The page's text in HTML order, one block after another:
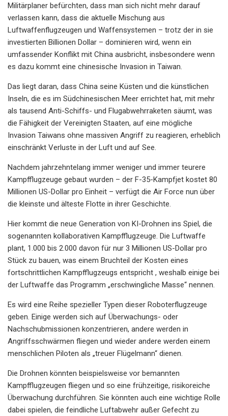
Militärplaner befürchten, dass man sich nicht mehr darauf
verlassen kann, dass die aktuelle Mischung aus
Luftwaffenflugzeugen und Waffensystemen – trotz der in sie
investierten Billionen Dollar – dominieren wird, wenn ein
umfassender Konflikt mit China ausbricht, insbesondere wenn
es dazu kommt eine chinesische Invasion in Taiwan.
Das liegt daran, dass China seine Küsten und die künstlichen
Inseln, die es im Südchinesischen Meer errichtet hat, mit mehr
als tausend Anti-Schiffs- und Flugabwehrraketen säumt, was
die Fähigkeit der Vereinigten Staaten, auf eine mögliche
Invasion Taiwans ohne massiven Angriff zu reagieren, erheblich
einschränkt Verluste in der Luft und auf See.
Nachdem jahrzehntelang immer weniger und immer teurere
Kampfflugzeuge gebaut wurden – der F-35-Kampfjet kostet 80
Millionen US-Dollar pro Einheit – verfügt die Air Force nun über
die kleinste und älteste Flotte in ihrer Geschichte.
Hier kommt die neue Generation von KI-Drohnen ins Spiel, die
sogenannten kollaborativen Kampfflugzeuge. Die Luftwaffe
plant, 1.000 bis 2.000 davon für nur 3 Millionen US-Dollar pro
Stück zu bauen, was einem Bruchteil der Kosten eines
fortschrittlichen Kampfflugzeugs entspricht , weshalb einige bei
der Luftwaffe das Programm „erschwingliche Masse“ nennen.
Es wird eine Reihe spezieller Typen dieser Roboterflugzeuge
geben. Einige werden sich auf Überwachungs- oder
Nachschubmissionen konzentrieren, andere werden in
Angriffsschwärmen fliegen und wieder andere werden einem
menschlichen Piloten als „treuer Flügelmann“ dienen.
Die Drohnen könnten beispielsweise vor bemannten
Kampfflugzeugen fliegen und so eine frühzeitige, risikoreiche
Überwachung durchführen. Sie könnten auch eine wichtige Rolle
dabei spielen, die feindliche Luftabwehr außer Gefecht zu